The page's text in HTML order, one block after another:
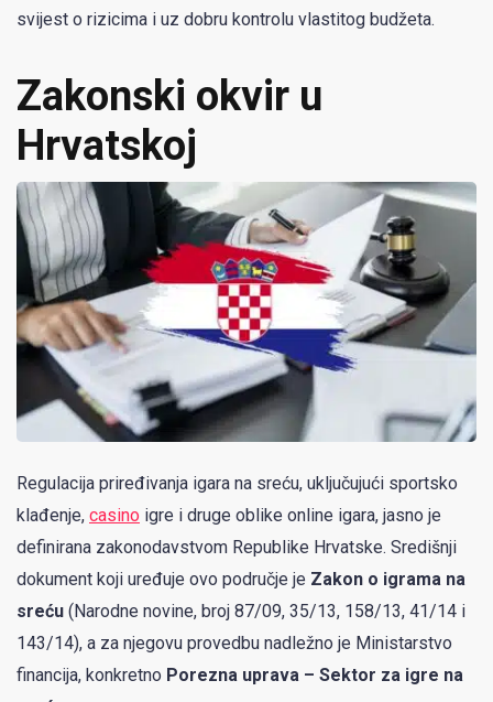
svijest o rizicima i uz dobru kontrolu vlastitog budžeta.
Zakonski okvir u
Hrvatskoj
Regulacija priređivanja igara na sreću, uključujući sportsko
klađenje, casino igre i druge oblike online igara, jasno je
definirana zakonodavstvom Republike Hrvatske. Središnji
dokument koji uređuje ovo područje je Zakon o igrama na
sreću (Narodne novine, broj 87/09, 35/13, 158/13, 41/14 i
143/14), a za njegovu provedbu nadležno je Ministarstvo
financija, konkretno Porezna uprava – Sektor za igre na